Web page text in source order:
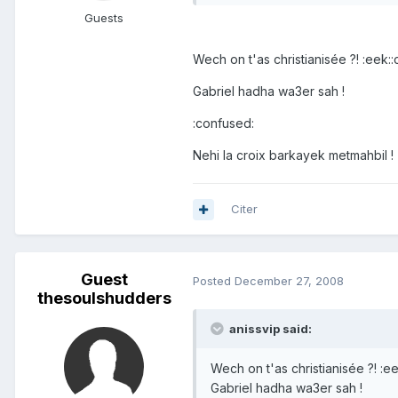
Guests
Wech on t'as christianisée ?!
Gabriel hadha wa3er sah !
:confused:
Nehi la croix barkayek metmahbil !
Citer
Guest
thesoulshudders
Posted December 27, 2008
anissvip said:
Wech on t'as christianisée ?!
Gabriel hadha wa3er sah !